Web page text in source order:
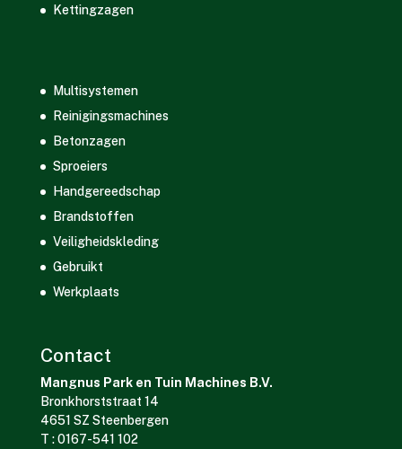
Kettingzagen
Multisystemen
Reinigingsmachines
Betonzagen
Sproeiers
Handgereedschap
Brandstoffen
Veiligheidskleding
Gebruikt
Werkplaats
Contact
Mangnus Park en Tuin Machines B.V.
Bronkhorststraat 14
4651 SZ Steenbergen
T : 0167-541 102